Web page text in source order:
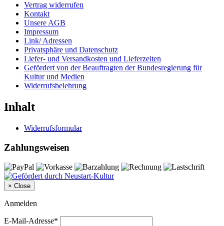
Vertrag widerrufen
Kontakt
Unsere AGB
Impressum
Link/ Adressen
Privatsphäre und Datenschutz
Liefer- und Versandkosten und Lieferzeiten
Gefördert von der Beauftragten der Bundesregierung für
Kultur und Medien
Widerrufsbelehrung
Inhalt
Widerrufsformular
Zahlungsweisen
× Close
Anmelden
E-Mail-Adresse*